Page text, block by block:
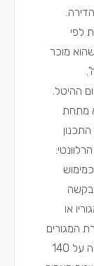
לפי
40 מ"ר, או כשהוא מוכר
ההיטל.
מתחת
התכנון
הרלוונטי:
בקשה
או
המגורים
האמורה לאחר בנייתה או הרחבתה אינו עולה על 140